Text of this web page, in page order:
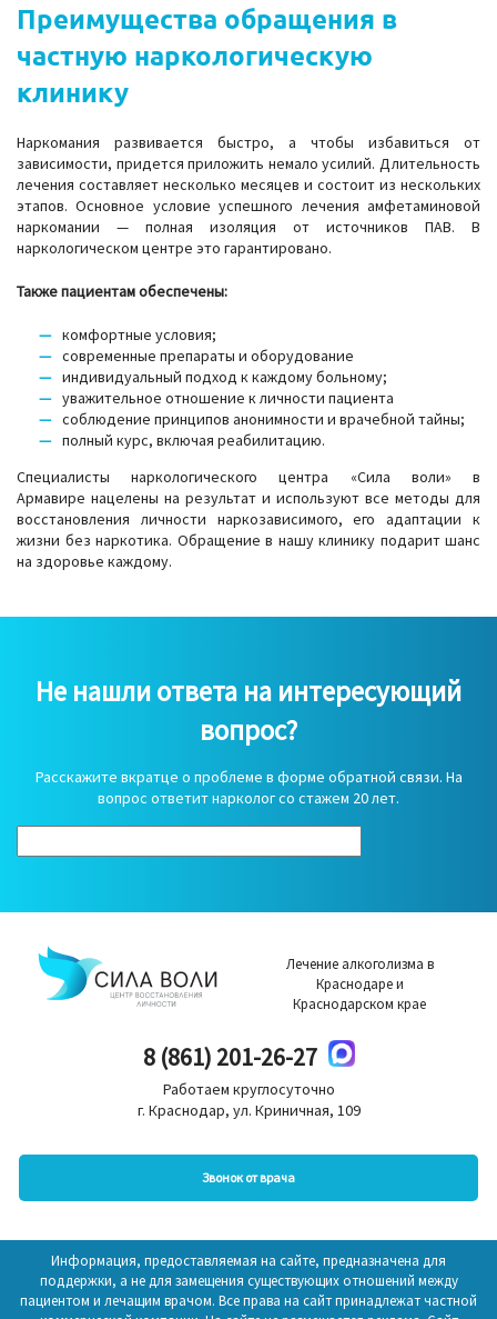
Преимущества обращения в
частную наркологическую
клинику
Наркомания развивается быстро, а чтобы избавиться от
зависимости, придется приложить немало усилий. Длительность
лечения составляет несколько месяцев и состоит из нескольких
этапов. Основное условие успешного лечения амфетаминовой
наркомании — полная изоляция от источников ПАВ. В
наркологическом центре это гарантировано.
Также пациентам обеспечены:
комфортные условия;
современные препараты и оборудование
индивидуальный подход к каждому больному;
уважительное отношение к личности пациента
соблюдение принципов анонимности и врачебной тайны;
полный курс, включая реабилитацию.
Специалисты наркологического центра «Сила воли» в
Армавире нацелены на результат и используют все методы для
восстановления личности наркозависимого, его адаптации к
жизни без наркотика. Обращение в нашу клинику подарит шанс
на здоровье каждому.
Не нашли ответа на интересующий
вопрос?
Расскажите вкратце о проблеме в форме обратной связи. На
вопрос ответит нарколог со стажем 20 лет.
Лечение алкоголизма в
Краснодаре и
Краснодарском крае
8 (861) 201-26-27
Работаем круглосуточно
г. Краснодар, ул. Криничная, 109
Звонок от врача
Информация, предоставляемая на сайте, предназначена для
поддержки, а не для замещения существующих отношений между
пациентом и лечащим врачом. Все права на сайт принадлежат частной